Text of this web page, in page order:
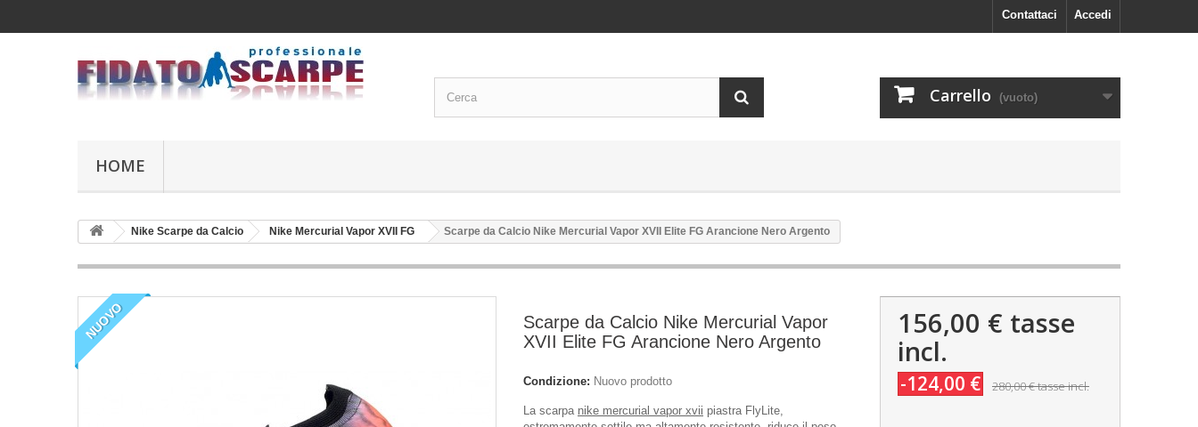
Accedi
Contattaci
Carrello (vuoto)
HOME
Nike Scarpe da Calcio Nike Mercurial Vapor XVII FG Scarpe da Calcio Nike Mercurial Vapor XVII Elite FG Arancione Nero Argento
NUOVO
Scarpe da Calcio Nike Mercurial Vapor
XVII Elite FG Arancione Nero Argento
Condizione: Nuovo prodotto
La scarpa nike mercurial vapor xvii piastra FlyLite,
156,00 € tasse
incl.
-124,00 € 280,00 €tasse incl.